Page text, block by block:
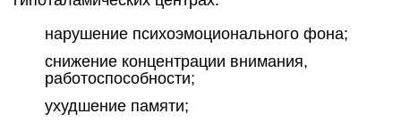
нарушение психоэмоционального фона;
снижение концентрации внимания,
работоспособности;
ухудшение памяти;